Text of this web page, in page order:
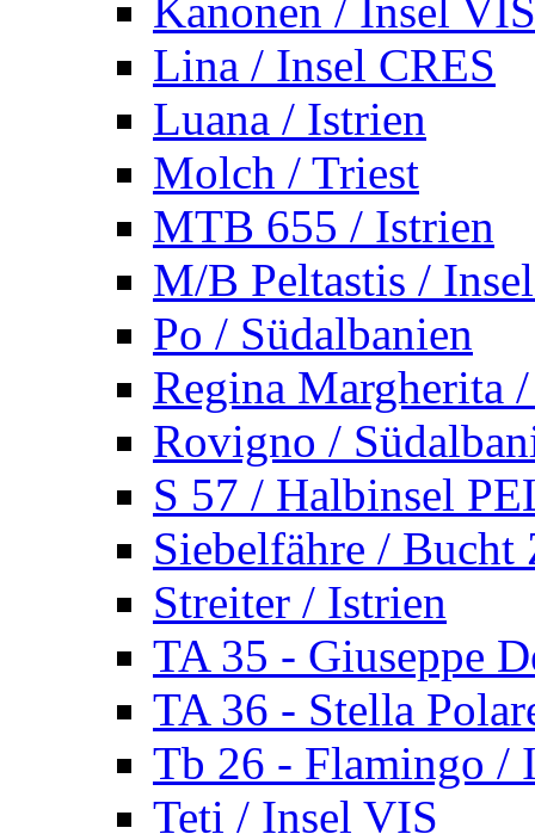
Kanonen / Insel VIS
Lina / Insel CRES
Luana / Istrien
Molch / Triest
MTB 655 / Istrien
M/B Peltastis /
Po / Südalbanien
Regina Margherita
Rovigno /
S 57 / Halbinsel
Siebelfähre / Bucht
Streiter / Istrien
TA 35 - Giuseppe
TA 36 - Stella
Tb 26 - Flamingo /
Teti / Insel VIS